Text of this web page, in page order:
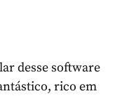
desse software
rico em